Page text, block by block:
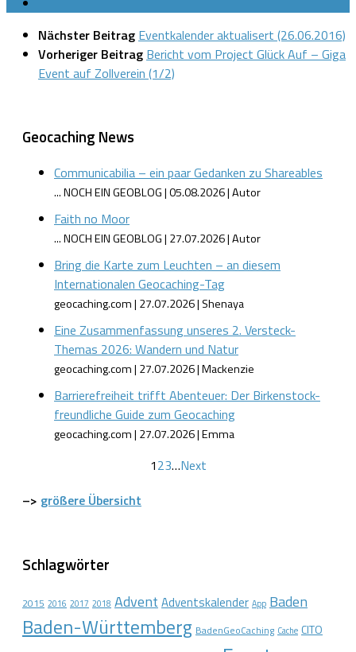
Nächster Beitrag Eventkalender aktualisert (26.06.2016)
Vorheriger Beitrag Bericht vom Project Glück Auf – Giga
Event auf Zollverein (1/2)
Geocaching News
Communicabilia – ein paar Gedanken zu Shareables
... NOCH EIN GEOBLOG 05.08.2026 Autor
Faith no Moor
... NOCH EIN GEOBLOG 27.07.2026 Autor
Bring die Karte zum Leuchten – an diesem
Internationalen Geocaching-Tag
geocaching.com 27.07.2026 Shenaya
Eine Zusammenfassung unseres 2. Versteck-
Themas 2026: Wandern und Natur
geocaching.com 27.07.2026 Mackenzie
Barrierefreiheit trifft Abenteuer: Der Birkenstock-
freundliche Guide zum Geocaching
geocaching.com 27.07.2026 Emma
123…Next
–> größere Übersicht
Schlagwörter
2015 2016 2017 2018 Advent Adventskalender App Baden
Baden-Württemberg BadenGeoCaching Cache CITO